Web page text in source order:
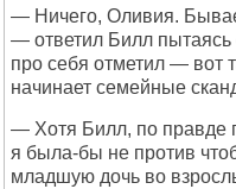
— Ничего, Оливия.
— ответил Билл пытаясь
про себя отметил — вот
начинает семейные
— Хотя Билл, по правде
я была-бы не против
младшую дочь во